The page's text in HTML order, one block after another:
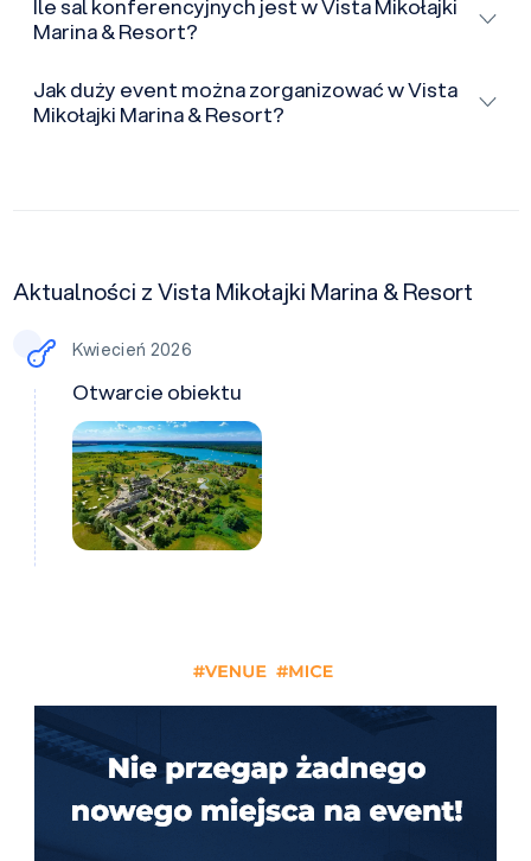
Ile sal konferencyjnych jest w Vista Mikołajki
Marina & Resort?
Jak duży event można zorganizować w Vista
Mikołajki Marina & Resort?
Aktualności z Vista Mikołajki Marina & Resort
Kwiecień 2026
Otwarcie obiektu